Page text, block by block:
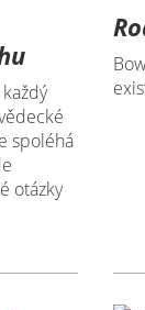
spoléhá
otázky